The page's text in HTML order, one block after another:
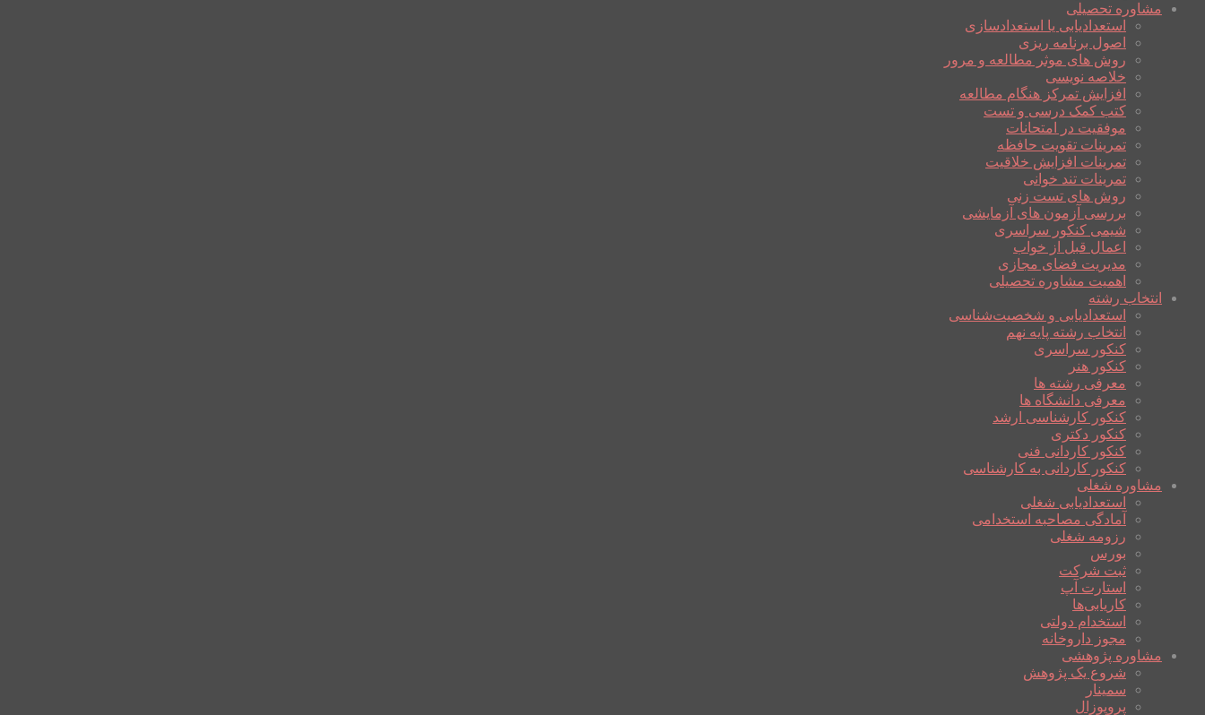
مشاوره تحصیلی
استعدادیابی یا استعدادسازی
اصول برنامه ریزی
روش های موثر مطالعه و مرور
خلاصه نویسی
افزایش تمرکز هنگام مطالعه
کتب کمک درسی و تست
موفقیت در امتحانات
تمرینات تقویت حافظه
تمرینات افزایش خلاقیت
تمرینات تند خوانی
روش های تست زنی
بررسی آزمون های آزمایشی
شیمی کنکور سراسری
اعمال قبل از خواب
مدیریت فضای مجازی
اهمیت مشاوره تحصیلی
انتخاب رشته
استعدادیابی و شخصیت‌شناسی
انتخاب رشته پایه نهم
کنکور سراسری
کنکور هنر
معرفی رشته ها
معرفی دانشگاه ها
کنکور کارشناسی ارشد
کنکور دکتری
کنکور کاردانی فنی
کنکور کاردانی به کارشناسی
مشاوره شغلی
استعدادیابی شغلی
آمادگی مصاحبه استخدامی
رزومه شغلی
بورس
ثبت شرکت
استارت آپ
کاریابی‌ها
استخدام دولتی
مجوز داروخانه
مشاوره پژوهشی
شروع یک پژوهش
سمینار
پروپوزال